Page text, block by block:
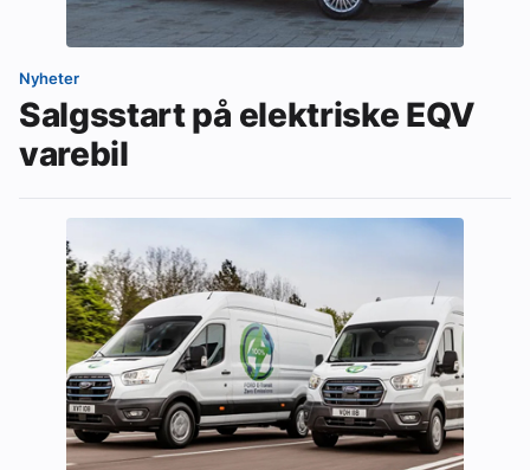
Nyheter
Salgsstart på elektriske EQV
varebil